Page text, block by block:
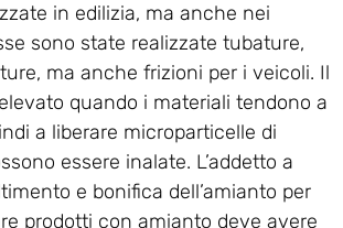
in edilizia, ma anche nei
sono state realizzate tubature,
ma anche frizioni per i veicoli. Il
quando i materiali tendono a
a liberare microparticelle di
essere inalate. L’addetto a
e bonifica dell’amianto per
prodotti con amianto deve avere